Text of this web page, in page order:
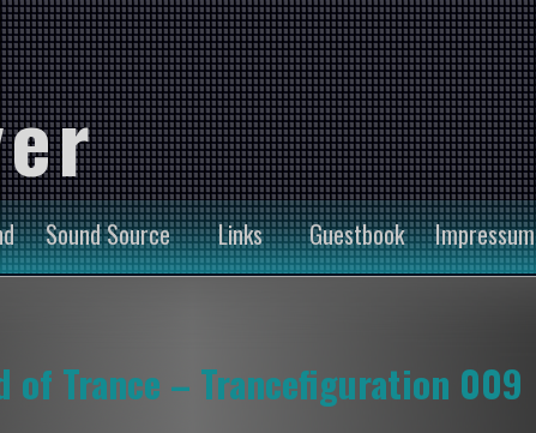
Sound Source Links Guestbook Impressum
of Trance – Trancefiguration 009